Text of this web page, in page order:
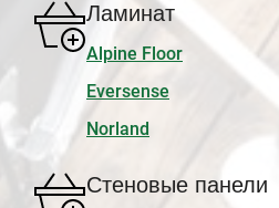
Ламинат
Alpine Floor
Eversense
Norland
Стеновые панели